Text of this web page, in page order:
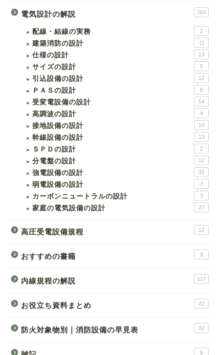
電気設計の解説 263
配線・結線の実務 2
建築消防の設計 11
仕様の設計 13
サイズの設計 5
引込設備の設計 12
ＰＡＳの設計 6
受変電設備の設計 54
高調波の設計 4
接地設備の設計 10
幹線設備の設計 13
ＳＰＤの設計 2
分電盤の設計 12
強電設備の設計 32
弱電設備の設計 3
カーボンニュートラルの設計 3
家庭の電気設備の設計 27
高圧受電設備規程 12
おすすめの書籍 9
内線規程の解説 127
お役立ち資料まとめ 22
防火対象物別｜消防設備の早見表 32
9